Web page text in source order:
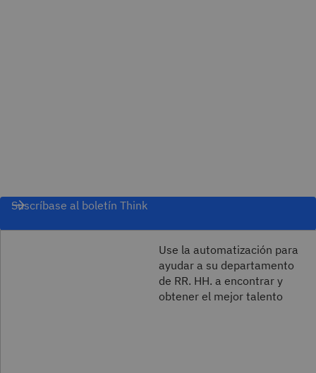
Suscríbase al boletín Think
Use la automatización para
ayudar a su departamento
de RR. HH. a encontrar y
obtener el mejor talento